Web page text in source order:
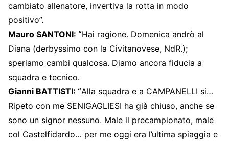
cambiato allenatore, invertiva la rotta in modo
positivo”.
Mauro SANTONI: “Hai ragione. Domenica andrò al
Diana (derbyssimo con la Civitanovese, NdR.);
speriamo cambi qualcosa. Diamo ancora fiducia a
squadra e tecnico.
Gianni BATTISTI: “Alla squadra e a CAMPANELLI si…
Ripeto con me SENIGAGLIESI ha già chiuso, anche se
sono un signor nessuno. Male il precampionato, male
col Castelfidardo… per me oggi era l’ultima spiaggia e